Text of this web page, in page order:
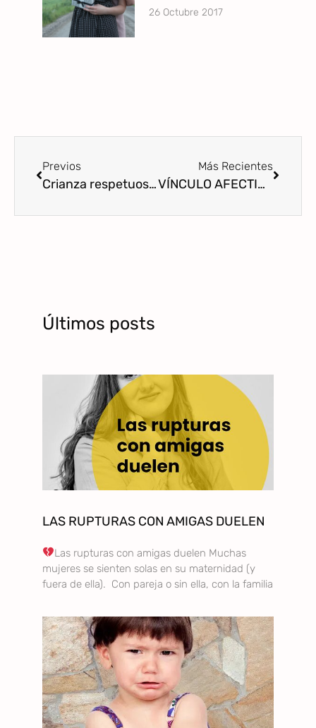
26 Octubre 2017
Previos
Crianza respetuosa: pensamiento polarizado y sentimientos ambivalentes, desde el amor y el miedo
Más Recientes
VÍNCULO AFECTIVO, INDEPENDENCIA Y PROBLEMAS EN LOS NIÑOS
Últimos posts
LAS RUPTURAS CON AMIGAS DUELEN
Las rupturas con amigas duelen Muchas
mujeres se sienten solas en su maternidad (y
fuera de ella). Con pareja o sin ella, con la familia